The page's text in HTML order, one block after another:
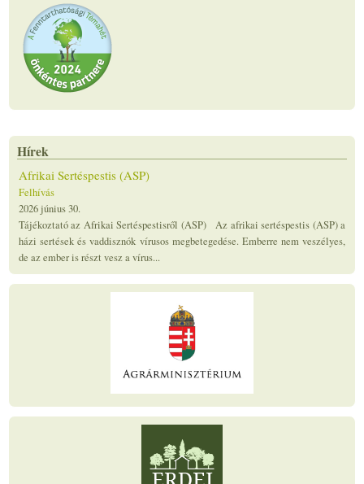
Hírek
Afrikai Sertéspestis (ASP)
Felhívás
2026 június 30.
Tájékoztató az Afrikai Sertéspestisről (ASP) Az afrikai sertéspestis (ASP) a
házi sertések és vaddisznók vírusos megbetegedése. Emberre nem veszélyes,
de az ember is részt vesz a vírus...